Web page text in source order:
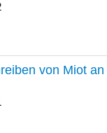
von Miot